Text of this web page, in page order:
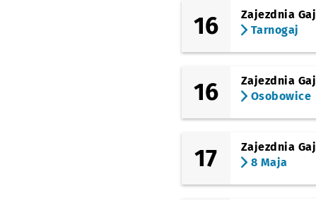
16
Zajezdnia Gaj
Tarnogaj
16
Zajezdnia Gaj
Osobowice
17
Zajezdnia Gaj
8 Maja